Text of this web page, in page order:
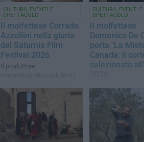
CULTURA, EVENTI E
SPETTACOLO
Il molfettese Corrado
Azzollini nella giuria
del Saturnia Film
Festival 2026
Il produttore
nella nona edizione della
rassegna
CULTURA, EVENTI E
SPETTACOLO
Il molfettese
Domenico De
porta "La
Canada: il
selezionato
all'Italian
Festival di Toronto,
importante
cinema italiano